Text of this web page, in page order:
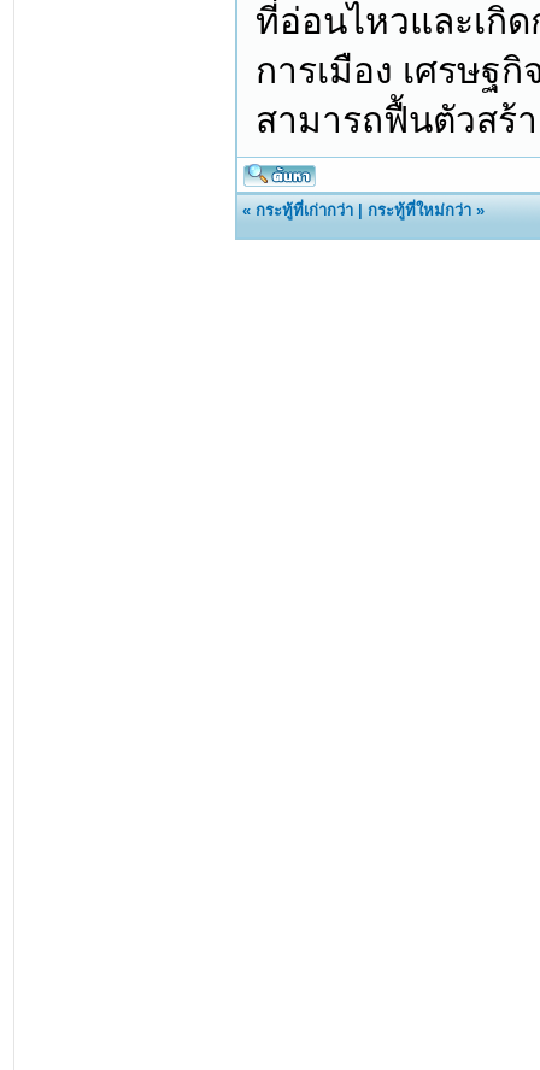
ที่อ่อนไหวและเกิ
การเมือง เศรษฐ
สามารถฟื้นตัวสร้
«กระทู้ที่เก่ากว่า |กระทู้ที่ใหม่กว่า »